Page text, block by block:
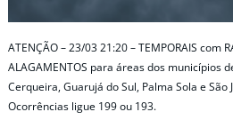
ATENÇÃO – 23/03 21:20 – TEMPORAIS com
ALAGAMENTOS para áreas dos municípios
Cerqueira, Guarujá do Sul, Palma Sola e
Ocorrências ligue 199 ou 193.